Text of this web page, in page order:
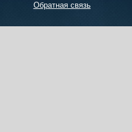
Обратная связь